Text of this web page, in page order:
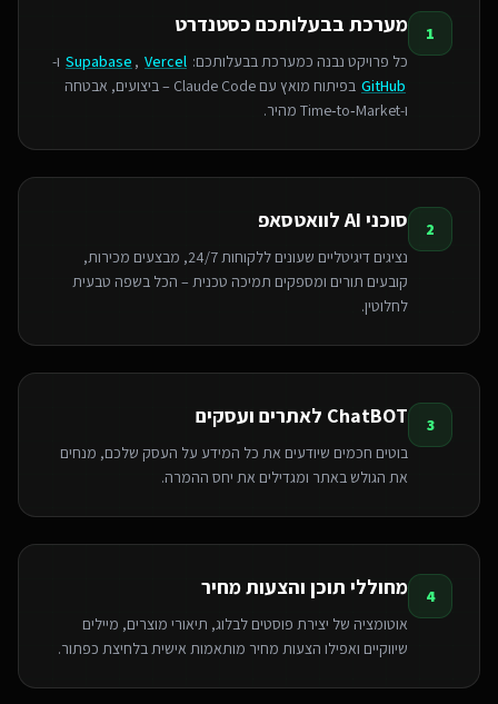
1 מערכת בבעלותכם כסטנדרט
כל פרויקט נבנה כמערכת בבעלותכם: Supabase , Vercel
ו-
GitHub
בפיתוח מואץ עם Claude Code – ביצועים, אבטחה
ו‑Time‑to‑Market מהיר.
2 סוכני AI לוואטסאפ
נציגים דיגיטליים שעונים ללקוחות 24/7, מבצעים מכירות,
קובעים תורים ומספקים תמיכה טכנית – הכל בשפה טבעית
לחלוטין.
3 ChatBOT לאתרים ועסקים
בוטים חכמים שיודעים את כל המידע על העסק שלכם, מנחים
את הגולש באתר ומגדילים את יחס ההמרה.
4 מחוללי תוכן והצעות מחיר
אוטומציה של יצירת פוסטים לבלוג, תיאורי מוצרים, מיילים
שיווקיים ואפילו הצעות מחיר מותאמות אישית בלחיצת כפתור.